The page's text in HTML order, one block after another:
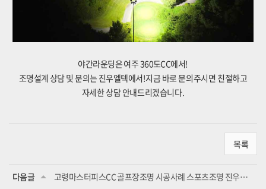
야간라운딩은 여주 360도CC에서!
조명설계 상담 및 문의는 진우엘텍에서!지금 바로 문의주시면 친절하고
자세한 상담 안내드리겠습니다.
목록
다음글 고령마스터피스CC 골프장조명 시공사례 스포츠조명 진우엘텍